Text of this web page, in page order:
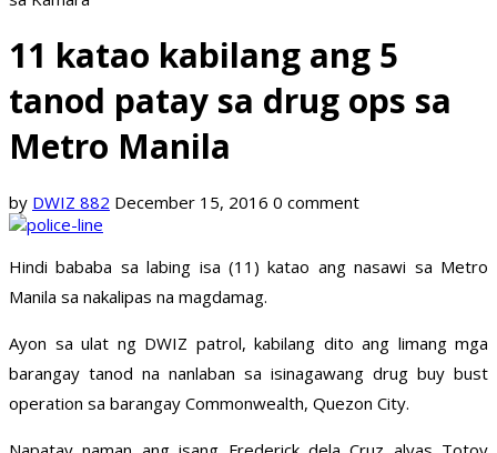
11 katao kabilang ang 5
tanod patay sa drug ops sa
Metro Manila
by DWIZ 882 December 15, 2016 0 comment
Hindi bababa sa labing isa (11) katao ang nasawi sa Metro
Manila sa nakalipas na magdamag.
Ayon sa ulat ng DWIZ patrol, kabilang dito ang limang mga
barangay tanod na nanlaban sa isinagawang drug buy bust
operation sa barangay Commonwealth, Quezon City.